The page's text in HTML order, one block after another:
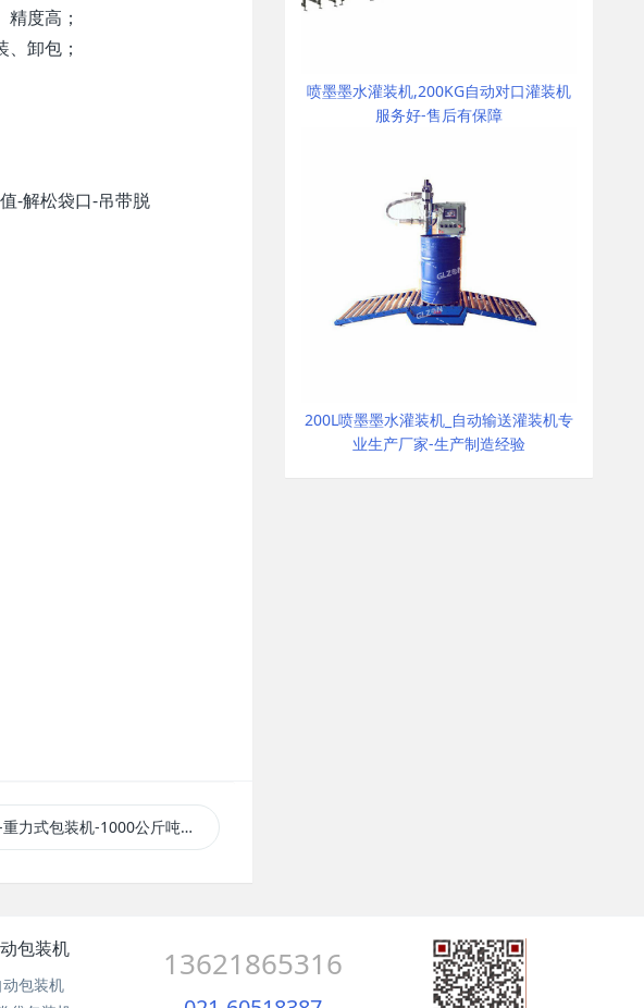
度高；
卸包；
-解松袋口-吊带脱
式包装机-1000公斤吨袋包装机
喷墨墨水灌装机,200KG自动对口灌装机
服务好-售后有保障
200L喷墨墨水灌装机_自动输送灌装机专
业生产厂家-生产制造经验
包装机
动包装机
13621865316